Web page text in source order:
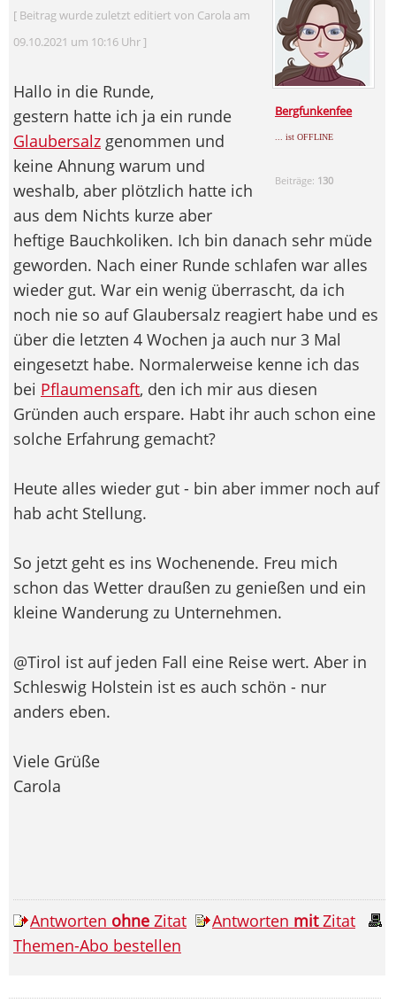
Bergfunkenfee
... ist OFFLINE
Beiträge: 130
[ Beitrag wurde zuletzt editiert von Carola am
09.10.2021 um 10:16 Uhr ]
Hallo in die Runde,
gestern hatte ich ja ein runde
Glaubersalz genommen und
keine Ahnung warum und
weshalb, aber plötzlich hatte ich
aus dem Nichts kurze aber
heftige Bauchkoliken. Ich bin danach sehr müde
geworden. Nach einer Runde schlafen war alles
wieder gut. War ein wenig überrascht, da ich
noch nie so auf Glaubersalz reagiert habe und es
über die letzten 4 Wochen ja auch nur 3 Mal
eingesetzt habe. Normalerweise kenne ich das
bei Pflaumensaft, den ich mir aus diesen
Gründen auch erspare. Habt ihr auch schon eine
solche Erfahrung gemacht?
Heute alles wieder gut - bin aber immer noch auf
hab acht Stellung.
So jetzt geht es ins Wochenende. Freu mich
schon das Wetter draußen zu genießen und ein
kleine Wanderung zu Unternehmen.
@Tirol ist auf jeden Fall eine Reise wert. Aber in
Schleswig Holstein ist es auch schön - nur
anders eben.
Viele Grüße
Carola
Antworten ohne Zitat Antworten mitZitat
Themen-Abo bestellen